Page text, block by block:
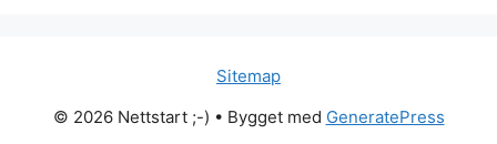
Sitemap
© 2026 Nettstart ;-) • Bygget med GeneratePress